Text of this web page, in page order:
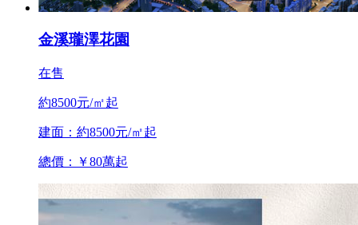
金溪瓏澤花園
在售
約8500元/㎡起
建面：約8500元/㎡起
總價：￥80萬起